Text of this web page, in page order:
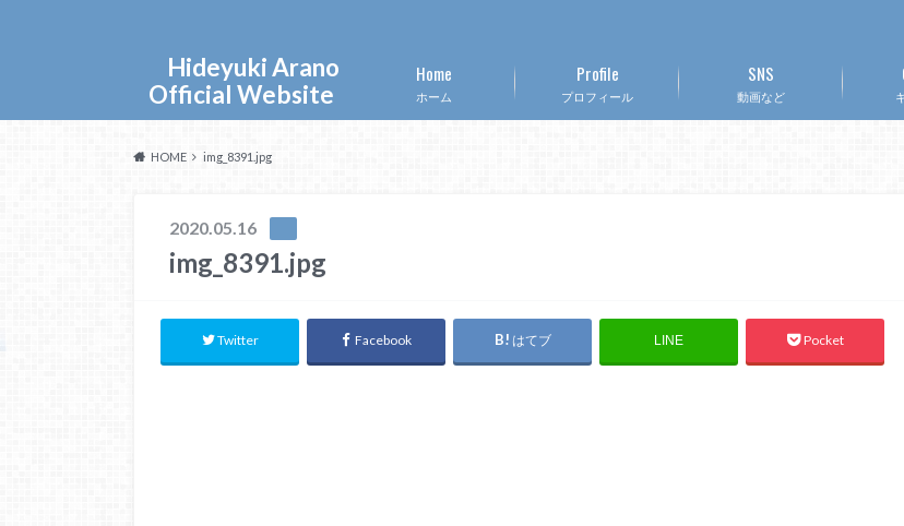
Hideyuki Arano
Official Website
ホーム
Home
プロフィール
Profile
動画など
SNS
HOME img_8391.jpg
2020.05.16
img_8391.jpg
Twitter Facebook はてブ LINE Pocket